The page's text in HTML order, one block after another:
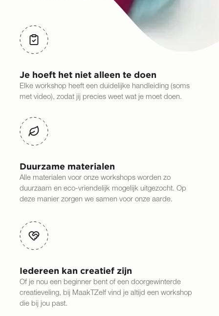
Je hoeft het niet alleen te doen
Elke workshop heeft een duidelijke handleiding (soms
met video), zodat jij precies weet wat je moet doen.
Duurzame materialen
Alle materialen voor onze workshops worden zo
duurzaam en eco-vriendelijk mogelijk uitgezocht. Op
deze manier zorgen we samen voor onze aarde.
Iedereen kan creatief zijn
Of je nou een beginner bent of een doorgewinterde
creatieveling, bij MaakTZelf vind je altijd een workshop
die bij jou past.